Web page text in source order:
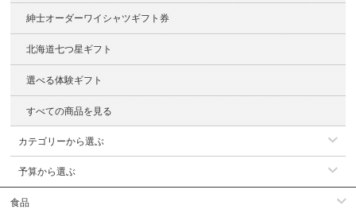
紳士オーダーワイシャツギフト券
北海道七つ星ギフト
選べる体験ギフト
すべての商品を見る
カテゴリーから選ぶ
予算から選ぶ
食品